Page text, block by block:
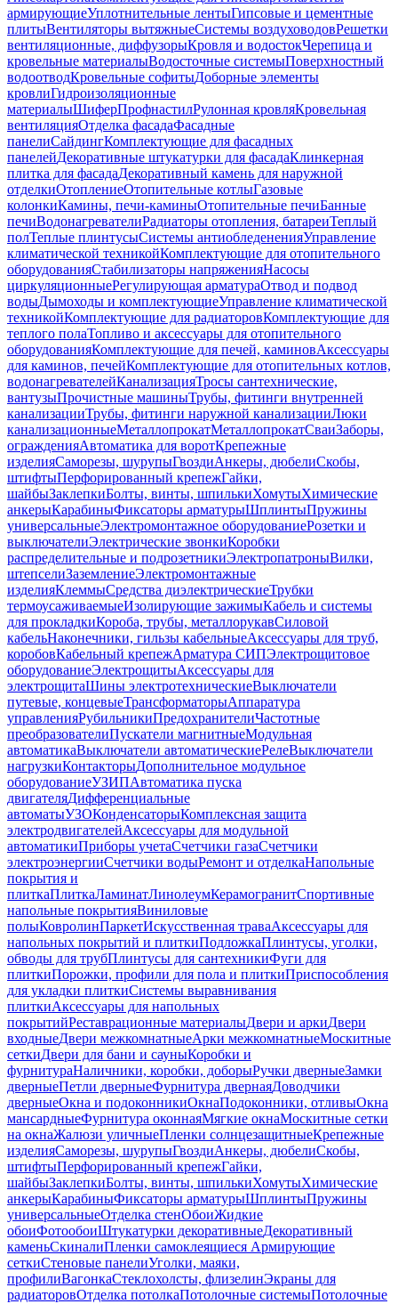
армирующиеУплотнительные лентыГипсовые и цементные
плитыВентиляторы вытяжныеСистемы воздуховодовРешетки
вентиляционные, диффузорыКровля и водостокЧерепица и
кровельные материалыВодосточные системыПоверхностный
водоотводКровельные софитыДоборные элементы
кровлиГидроизоляционные
материалыШиферПрофнастилРулонная кровляКровельная
вентиляцияОтделка фасадаФасадные
панелиСайдингКомплектующие для фасадных
панелейДекоративные штукатурки для фасадаКлинкерная
плитка для фасадаДекоративный камень для наружной
отделкиОтоплениеОтопительные котлыГазовые
колонкиКамины, печи-каминыОтопительные печиБанные
печиВодонагревателиРадиаторы отопления, батареиТеплый
полТеплые плинтусыСистемы антиобледененияУправление
климатической техникойКомплектующие для отопительного
оборудованияСтабилизаторы напряженияНасосы
циркуляционныеРегулирующая арматураОтвод и подвод
водыДымоходы и комплектующиеУправление климатической
техникойКомплектующие для радиаторовКомплектующие для
теплого полаТопливо и аксессуары для отопительного
оборудованияКомплектующие для печей, каминовАксессуары
для каминов, печейКомплектующие для отопительных котлов,
водонагревателейКанализацияТросы сантехнические,
вантузыПрочистные машиныТрубы, фитинги внутренней
канализацииТрубы, фитинги наружной канализацииЛюки
канализационныеМеталлопрокатМеталлопрокатСваиЗаборы,
огражденияАвтоматика для воротКрепежные
изделияСаморезы, шурупыГвоздиАнкеры, дюбелиСкобы,
штифтыПерфорированный крепежГайки,
шайбыЗаклепкиБолты, винты, шпилькиХомутыХимические
анкерыКарабиныФиксаторы арматурыШплинтыПружины
универсальныеЭлектромонтажное оборудованиеРозетки и
выключателиЭлектрические звонкиКоробки
распределительные и подрозетникиЭлектропатроныВилки,
штепселиЗаземлениеЭлектромонтажные
изделияКлеммыСредства диэлектрическиеТрубки
термоусаживаемыеИзолирующие зажимыКабель и системы
для прокладкиКороба, трубы, металлорукавСиловой
кабельНаконечники, гильзы кабельныеАксессуары для труб,
коробовКабельный крепежАрматура СИПЭлектрощитовое
оборудованиеЭлектрощитыАксессуары для
электрощитаШины электротехническиеВыключатели
путевые, концевыеТрансформаторыАппаратура
управленияРубильникиПредохранителиЧастотные
преобразователиПускатели магнитныеМодульная
автоматикаВыключатели автоматическиеРелеВыключатели
нагрузкиКонтакторыДополнительное модульное
оборудованиеУЗИПАвтоматика пуска
двигателяДифференциальные
автоматыУЗОКонденсаторыКомплексная защита
электродвигателейАксессуары для модульной
автоматикиПриборы учетаСчетчики газаСчетчики
электроэнергииСчетчики водыРемонт и отделкаНапольные
покрытия и
плиткаПлиткаЛаминатЛинолеумКерамогранитСпортивные
напольные покрытияВиниловые
полыКовролинПаркетИскусственная траваАксессуары для
напольных покрытий и плиткиПодложкаПлинтусы, уголки,
обводы для трубПлинтусы для сантехникиФуги для
плиткиПорожки, профили для пола и плиткиПриспособления
для укладки плиткиСистемы выравнивания
плиткиАксессуары для напольных
покрытийРеставрационные материалыДвери и аркиДвери
входныеДвери межкомнатныеАрки межкомнатныеМоскитные
сеткиДвери для бани и сауныКоробки и
фурнитураНаличники, коробки, доборыРучки дверныеЗамки
дверныеПетли дверныеФурнитура двернаяДоводчики
дверныеОкна и подоконникиОкнаПодоконники, отливыОкна
мансардныеФурнитура оконнаяМягкие окнаМоскитные сетки
на окнаЖалюзи уличныеПленки солнцезащитныеКрепежные
изделияСаморезы, шурупыГвоздиАнкеры, дюбелиСкобы,
штифтыПерфорированный крепежГайки,
шайбыЗаклепкиБолты, винты, шпилькиХомутыХимические
анкерыКарабиныФиксаторы арматурыШплинтыПружины
универсальныеОтделка стенОбоиЖидкие
обоиФотообоиШтукатурки декоративныеДекоративный
каменьСкиналиПленки самоклеящиеся Армирующие
сеткиСтеновые панелиУголки, маяки,
профилиВагонкаСтеклохолсты, флизелинЭкраны для
радиаторовОтделка потолкаПотолочные системыПотолочные